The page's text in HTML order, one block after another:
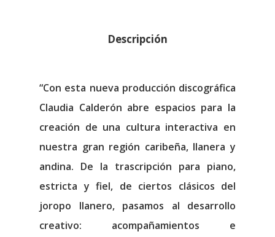
Descripción
“Con esta nueva producción discográfica
Claudia Calderón abre espacios para la
creación de una cultura interactiva en
nuestra gran región caribeña, llanera y
andina. De la trascripción para piano,
estricta y fiel, de ciertos clásicos del
joropo llanero, pasamos al desarrollo
creativo: acompañamientos e